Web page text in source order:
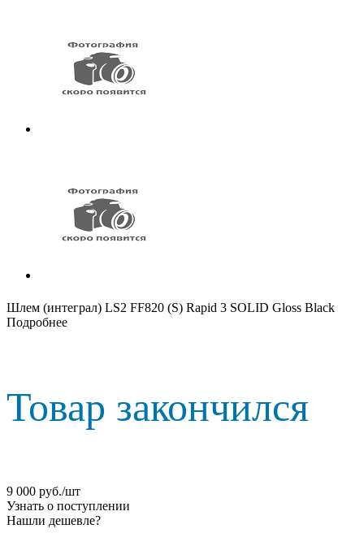
Шлем (интеграл) LS2 FF820 (S) Rapid 3 SOLID Gloss Black
Подробнее
Товар закончился
9 000 руб./шт
Узнать о поступлении
Нашли дешевле?